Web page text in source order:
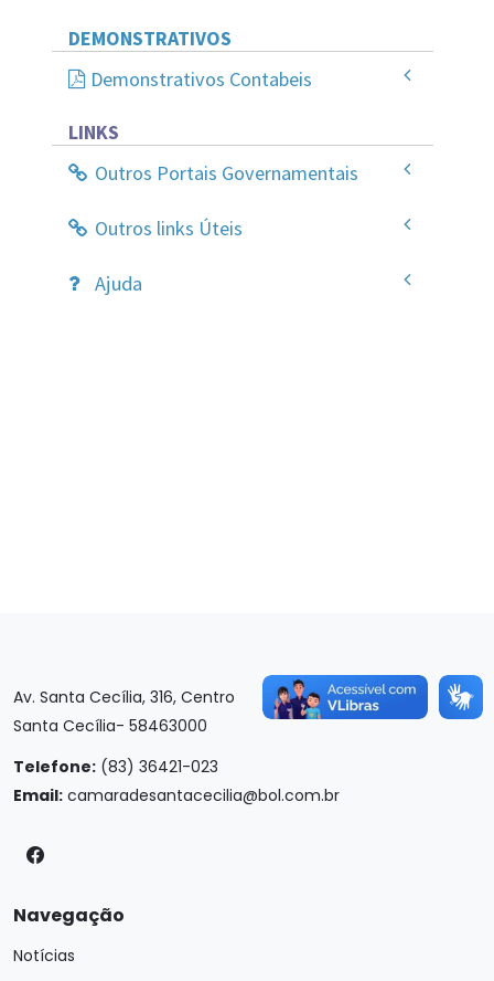
Av. Santa Cecília, 316, Centro
Santa Cecília- 58463000
Telefone: (83) 36421-023
Email: camaradesantacecilia@bol.com.br
Navegação
Notícias